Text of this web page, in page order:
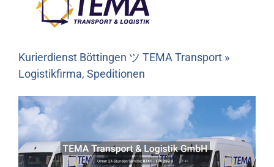
Kurierdienst Böttingen ツ TEMA Transport »
Logistikfirma, Speditionen